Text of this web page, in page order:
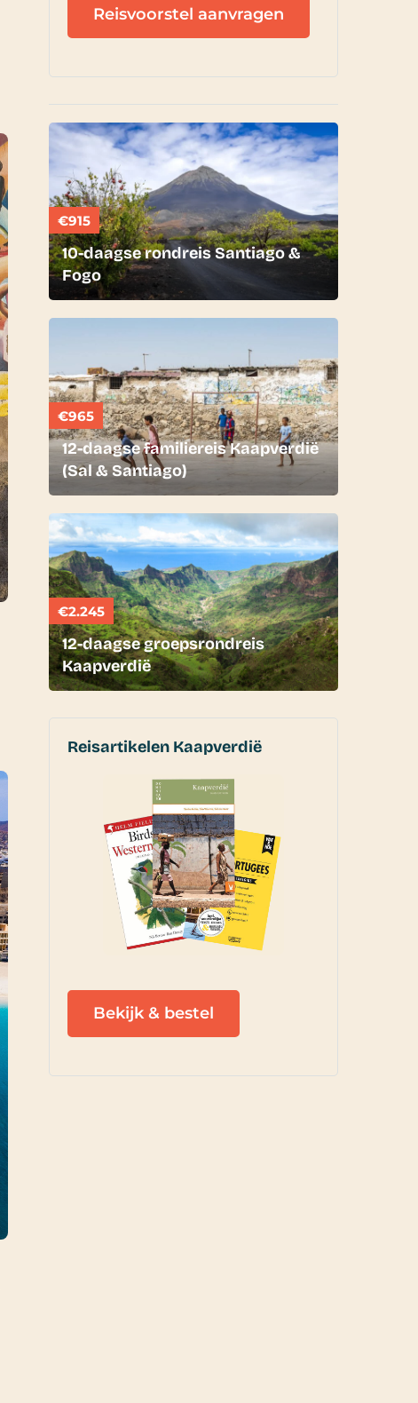
Reisvoorstel aanvragen
€915
10-daagse rondreis Santiago &
Fogo
€965
12-daagse familiereis Kaapverdië
(Sal & Santiago)
€2.245
12-daagse groepsrondreis
Kaapverdië
Reisartikelen Kaapverdië
Bekijk & bestel